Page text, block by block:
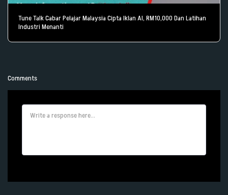
Tune Talk Cabar Pelajar Malaysia Cipta Iklan AI, RM10,000 Dan Latihan
Industri Menanti
Comments